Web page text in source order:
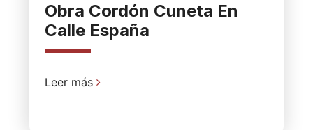
Obra Cordón Cuneta En
Calle España
Leer más